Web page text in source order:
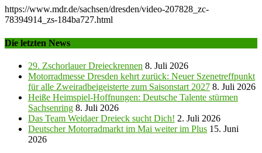
https://www.mdr.de/sachsen/dresden/video-207828_zc-
78394914_zs-184ba727.html
Die letzten News
29. Zschorlauer Dreieckrennen 8. Juli 2026
Motorradmesse Dresden kehrt zurück: Neuer Szenetreffpunkt
für alle Zweiradbeigeisterte zum Saisonstart 2027 8. Juli 2026
Heiße Heimspiel-Hoffnungen: Deutsche Talente stürmen
Sachsenring 8. Juli 2026
Das Team Weidaer Dreieck sucht Dich! 2. Juli 2026
Deutscher Motorradmarkt im Mai weiter im Plus 15. Juni
2026